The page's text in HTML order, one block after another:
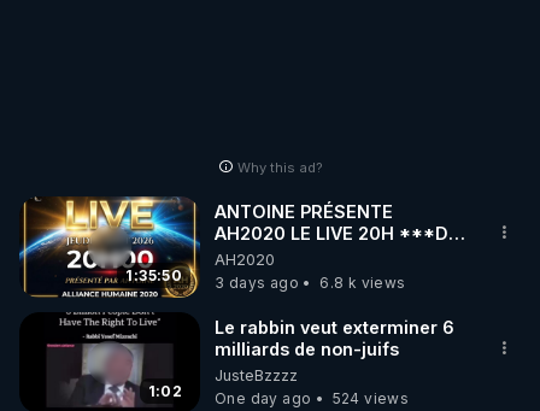
Why this ad?
1:35:50
ANTOINE PRÉSENTE
AH2020 LE LIVE 20H ***DU
06/08/2026***
AH2020
3 days ago
6.8 k views
1:02
Le rabbin veut exterminer 6
milliards de non-juifs
JusteBzzzz
One day ago
524 views